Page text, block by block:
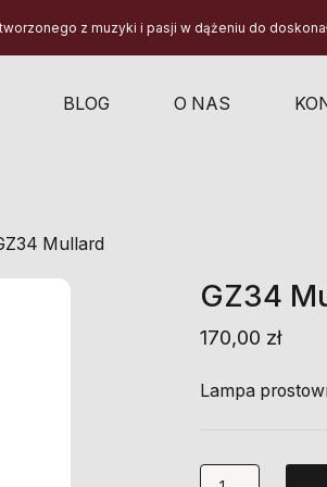
z muzyki i pasji w dążeniu do
BLOG O NAS
Mullard
GZ34
170,00 zł
Lampa
ilość